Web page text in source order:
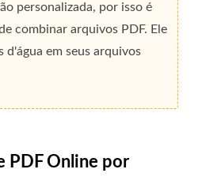
personalizada, por isso é
combinar arquivos PDF. Ele
d'água em seus arquivos
PDF Online por